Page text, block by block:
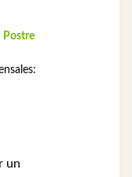
Postre
un